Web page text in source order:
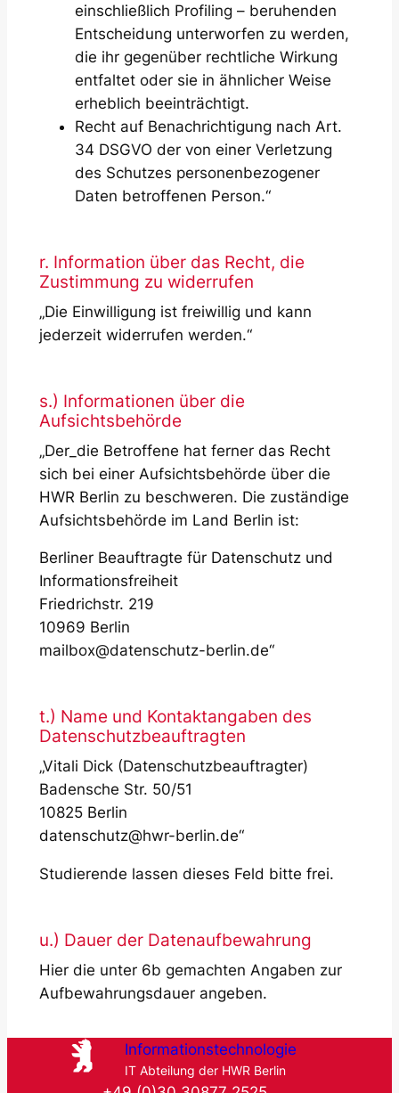
einschließlich Profiling – beruhenden
Entscheidung unterworfen zu werden,
die ihr gegenüber rechtliche Wirkung
entfaltet oder sie in ähnlicher Weise
erheblich beeinträchtigt.
Recht auf Benachrichtigung nach Art.
34 DSGVO der von einer Verletzung
des Schutzes personenbezogener
Daten betroffenen Person.“
r. Information über das Recht, die
Zustimmung zu widerrufen
„Die Einwilligung ist freiwillig und kann
jederzeit widerrufen werden.“
s.) Informationen über die
Aufsichtsbehörde
„Der_die Betroffene hat ferner das Recht
sich bei einer Aufsichtsbehörde über die
HWR Berlin zu beschweren. Die zuständige
Aufsichtsbehörde im Land Berlin ist:
Berliner Beauftragte für Datenschutz und
Informationsfreiheit
Friedrichstr. 219
10969 Berlin
mailbox@datenschutz-berlin.de“
t.) Name und Kontaktangaben des
Datenschutzbeauftragten
„Vitali Dick (Datenschutzbeauftragter)
Badensche Str. 50/51
10825 Berlin
datenschutz@hwr-berlin.de“
Studierende lassen dieses Feld bitte frei.
u.) Dauer der Datenaufbewahrung
Hier die unter 6b gemachten Angaben zur
Aufbewahrungsdauer angeben.
Informationstechnologie
IT Abteilung der HWR Berlin